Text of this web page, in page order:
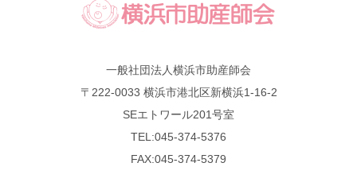
一般社団法人横浜市助産師会
〒222-0033 横浜市港北区新横浜1-16-2
SEエトワール201号室
TEL:045-374-5376
FAX:045-374-5379